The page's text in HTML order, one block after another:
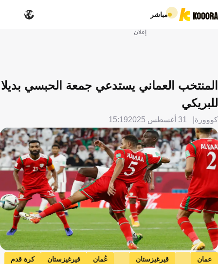
مباشر
إعلان
المنتخب العماني يستدعي جمعة الحبسي بديلا
للبريكي
كووورة 31 أغسطس 2025 15:19
getty
عمان قيرغيزستان عُمان قيرغيزستان كرة قدم